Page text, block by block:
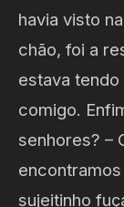
havia visto
chão, foi a
estava tendo
comigo.
senhores? –
sujeitinho